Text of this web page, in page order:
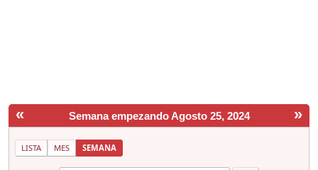
« »
Semana empezando Agosto 25, 2024
LISTA MES SEMANA